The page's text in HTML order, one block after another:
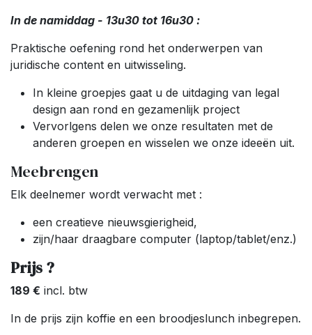
In de namiddag - 13u30 tot 16u30 :
Praktische oefening rond het onderwerpen van
juridische content en uitwisseling.
In kleine groepjes gaat u de uitdaging van legal
design aan rond en gezamenlijk project
Vervorlgens delen we onze resultaten met de
anderen groepen en wisselen we onze ideeën uit.
Meebrengen
Elk deelnemer wordt verwacht met :
een creatieve nieuwsgierigheid,
zijn/haar draagbare computer (laptop/tablet/enz.)
Prijs ?
189 € incl. btw
In de prijs zijn koffie en een broodjeslunch inbegrepen.